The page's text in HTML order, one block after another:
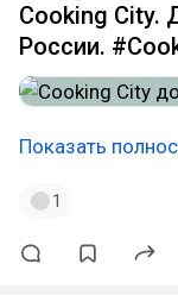
Cooking City.
России.
Показать
1